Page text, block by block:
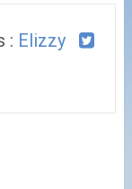
: Elizzy